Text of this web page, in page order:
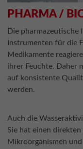
PHARMA /
Die pharmazeutische
Instrumenten für die
Medikamente
ihrer Feuchte. Daher
auf konsistente
werden.
Auch die
Sie hat einen
Mikroorganismen